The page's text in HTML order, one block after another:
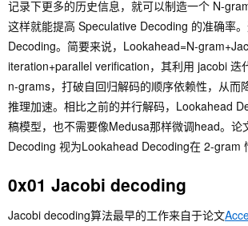
记录下更多的历史信息，就可以制造一个 N-
这样就能提高 Speculative Decoding 的准确率
Decoding。简要来说，Lookahead=N-
iteration+parallel verification，其利用 jacobi 迭
n-grams，打破自回归解码的顺序依赖性，从而
推理加速。相比之前的并行解码，Lookahead
稿模型，也不需要像Medusa那样微调head。论
Decoding 视为Lookahead Decoding在 2-gram
0x01 Jacobi decoding
Jacobi decoding算法最早的工作来自于论文